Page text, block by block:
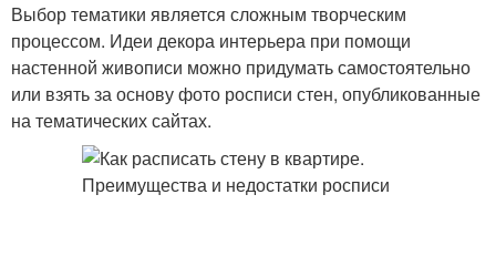
Выбор тематики является сложным творческим
процессом. Идеи декора интерьера при помощи
настенной живописи можно придумать самостоятельно
или взять за основу фото росписи стен, опубликованные
на тематических сайтах.